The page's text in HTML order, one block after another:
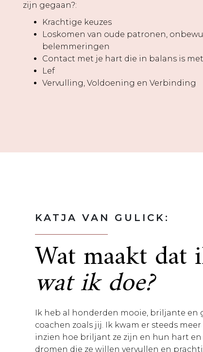
zijn gegaan?:
Krachtige keuzes
Loskomen van oude patronen,
belemmeringen
Contact met je hart die in balans is
Lef
Vervulling, Voldoening en Verbinding
KATJA VAN GULICK:
Wat maakt dat
wat ik doe?
Ik heb al honderden mooie, briljante en
coachen zoals jij. Ik kwam er steeds
inzien hoe briljant ze zijn en hun hart
dromen die ze willen vervullen en